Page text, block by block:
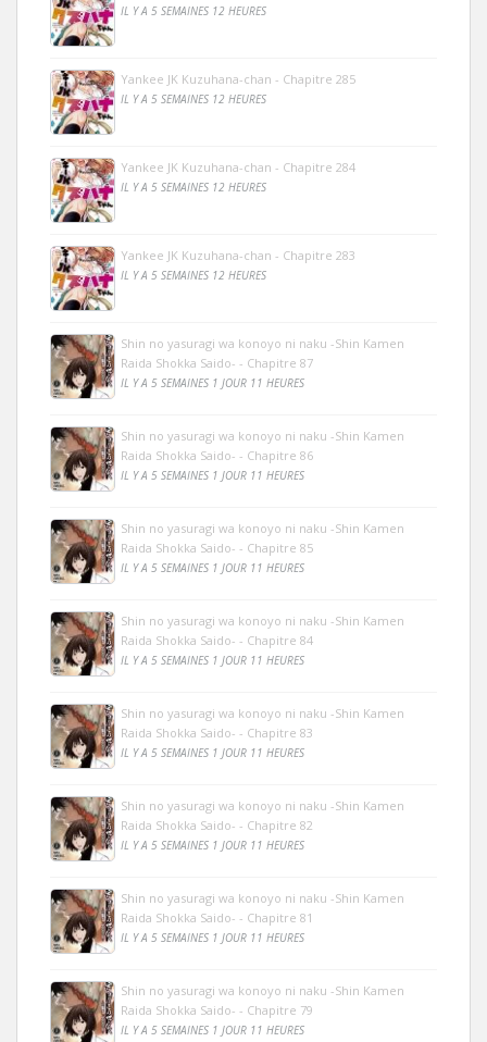
IL Y A 5 SEMAINES 12 HEURES
Yankee JK Kuzuhana-chan - Chapitre 285
IL Y A 5 SEMAINES 12 HEURES
Yankee JK Kuzuhana-chan - Chapitre 284
IL Y A 5 SEMAINES 12 HEURES
Yankee JK Kuzuhana-chan - Chapitre 283
IL Y A 5 SEMAINES 12 HEURES
Shin no yasuragi wa konoyo ni naku -Shin Kamen
Raida Shokka Saido- - Chapitre 87
IL Y A 5 SEMAINES 1 JOUR 11 HEURES
Shin no yasuragi wa konoyo ni naku -Shin Kamen
Raida Shokka Saido- - Chapitre 86
IL Y A 5 SEMAINES 1 JOUR 11 HEURES
Shin no yasuragi wa konoyo ni naku -Shin Kamen
Raida Shokka Saido- - Chapitre 85
IL Y A 5 SEMAINES 1 JOUR 11 HEURES
Shin no yasuragi wa konoyo ni naku -Shin Kamen
Raida Shokka Saido- - Chapitre 84
IL Y A 5 SEMAINES 1 JOUR 11 HEURES
Shin no yasuragi wa konoyo ni naku -Shin Kamen
Raida Shokka Saido- - Chapitre 83
IL Y A 5 SEMAINES 1 JOUR 11 HEURES
Shin no yasuragi wa konoyo ni naku -Shin Kamen
Raida Shokka Saido- - Chapitre 82
IL Y A 5 SEMAINES 1 JOUR 11 HEURES
Shin no yasuragi wa konoyo ni naku -Shin Kamen
Raida Shokka Saido- - Chapitre 81
IL Y A 5 SEMAINES 1 JOUR 11 HEURES
Shin no yasuragi wa konoyo ni naku -Shin Kamen
Raida Shokka Saido- - Chapitre 79
IL Y A 5 SEMAINES 1 JOUR 11 HEURES